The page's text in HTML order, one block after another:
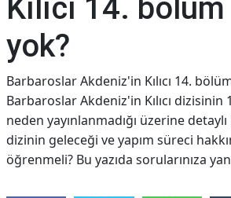
Kılıcı 14.
yok?
Barbaroslar Akdeniz'in Kılıcı 14.
Barbaroslar Akdeniz'in Kılıcı
neden yayınlanmadığı üzerine
dizinin geleceği ve yapım süreci
öğrenmeli? Bu yazıda sorularınıza